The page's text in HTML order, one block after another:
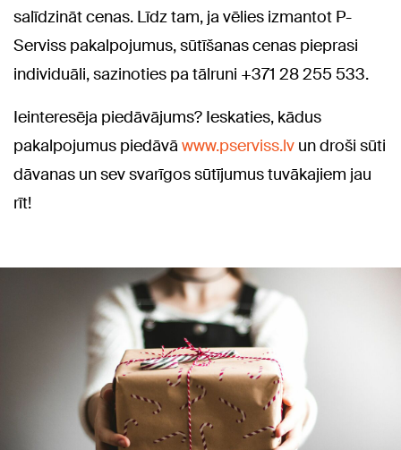
salīdzināt cenas. Līdz tam, ja vēlies izmantot P-
Serviss pakalpojumus, sūtīšanas cenas pieprasi
individuāli, sazinoties pa tālruni +371 28 255 533.
Ieinteresēja piedāvājums? Ieskaties, kādus
pakalpojumus piedāvā www.pserviss.lv un droši sūti
dāvanas un sev svarīgos sūtījumus tuvākajiem jau
rīt!